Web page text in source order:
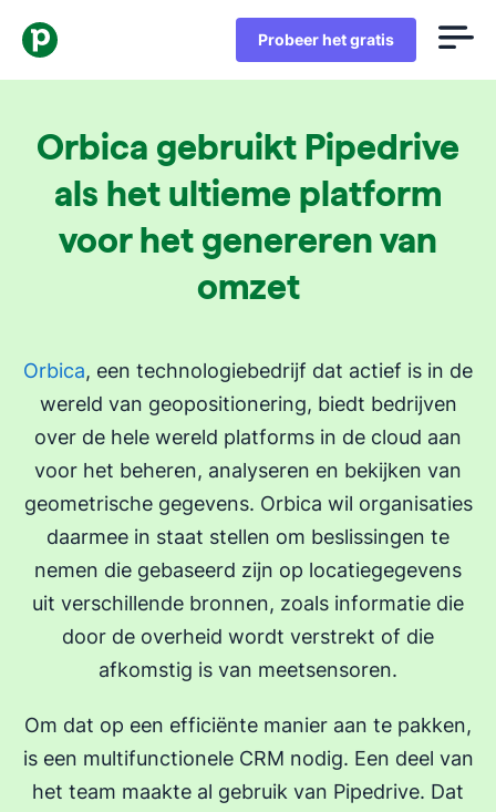
Probeer het gratis
Orbica gebruikt Pipedrive
als het ultieme platform
voor het genereren van
omzet
Orbica, een technologiebedrijf dat actief is in de
wereld van geopositionering, biedt bedrijven
over de hele wereld platforms in de cloud aan
voor het beheren, analyseren en bekijken van
geometrische gegevens. Orbica wil organisaties
daarmee in staat stellen om beslissingen te
nemen die gebaseerd zijn op locatiegegevens
uit verschillende bronnen, zoals informatie die
door de overheid wordt verstrekt of die
afkomstig is van meetsensoren.
Om dat op een efficiënte manier aan te pakken,
is een multifunctionele CRM nodig. Een deel van
het team maakte al gebruik van Pipedrive. Dat